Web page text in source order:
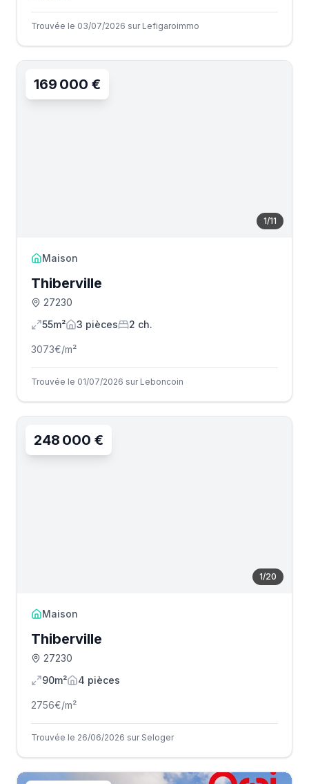
Trouvée le 03/07/2026 sur Lefigaroimmo
1/11
169 000 €
Maison
Thiberville
27230
55m²
3 pièces 2 ch.
3073€/m²
Trouvée le 01/07/2026 sur Leboncoin
1/20
248 000 €
Maison
Thiberville
27230
90m²
4 pièces
2756€/m²
Trouvée le 26/06/2026 sur Seloger